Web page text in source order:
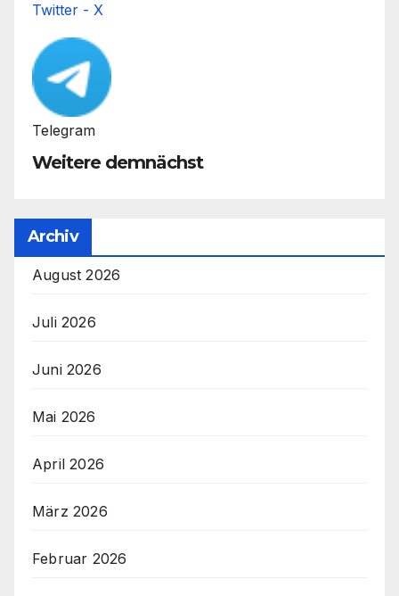
Twitter - X
Telegram
Weitere demnächst
Archiv
August 2026
Juli 2026
Juni 2026
Mai 2026
April 2026
März 2026
Februar 2026